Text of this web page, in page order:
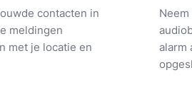
contacten in
meldingen
met je locatie en
alarm